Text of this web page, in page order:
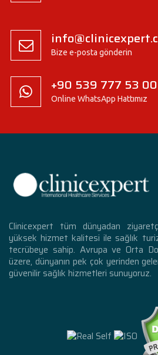
Bize e-posta gönderin
+90 539 777 53 00
Online WhatsApp Hattımız
Clinicexpert tüm dünyadan
yüksek hizmet kalitesi ile sağlık
tecrübeye sahip. Avrupa ve Orta
üzere, dünyanın pek çok yerinden
güvenilir sağlık hizmetleri sunuyoruz.